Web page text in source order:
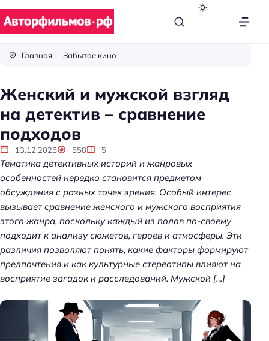
р
о
и
н
о
Главная Забытое кино
Женский и мужской взгляд
на детектив – сравнение
подходов
13.12.2025 558 5
Тематика детективных историй и жанровых
особенностей нередко становится предметом
обсуждения с разных точек зрения. Особый интерес
вызывает сравнение женского и мужского восприятия
этого жанра, поскольку каждый из полов по-своему
подходит к анализу сюжетов, героев и атмосферы. Эти
различия позволяют понять, какие факторы формируют
предпочтения и как культурные стереотипы влияют на
восприятие загадок и расследований. Мужской […]